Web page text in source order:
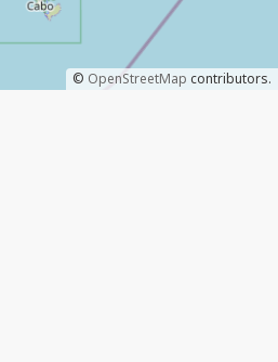
© OpenStreetMap contributors.